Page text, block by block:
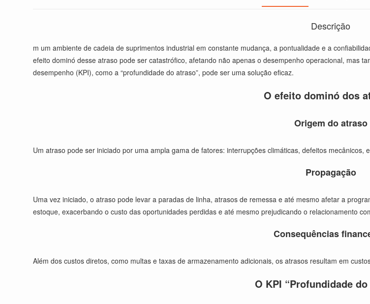
Descrição
m um ambiente de cadeia de suprimentos industrial em constante mudança, a pontualidade e a
efeito dominó desse atraso pode ser catastrófico, afetando não apenas o desempenho operacional, mas
desempenho (KPI), como a “profundidade do atraso”, pode ser uma solução eficaz.
O efeito dominó dos
Origem do atraso
Um atraso pode ser iniciado por uma ampla gama de fatores: interrupções climáticas, defeitos
Propagação
Uma vez iniciado, o atraso pode levar a paradas de linha, atrasos de remessa e até mesmo afetar a
estoque, exacerbando o custo das oportunidades perdidas e até mesmo prejudicando o relacionamento
Consequências
Além dos custos diretos, como multas e taxas de armazenamento adicionais, os atrasos resultam em
O KPI “Profundidade